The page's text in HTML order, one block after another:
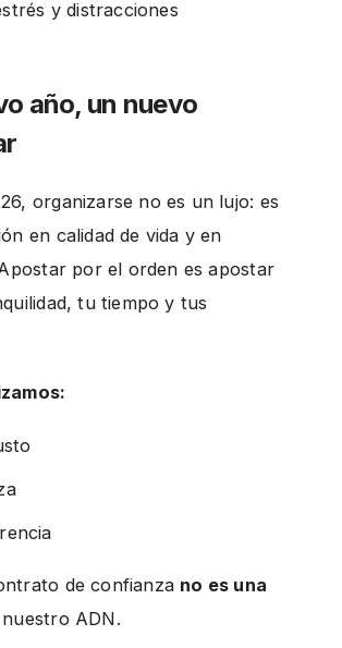
y distracciones
año, un nuevo
organizarse no es un lujo: es
en calidad de vida y en
por el orden es apostar
tu tiempo y tus
de confianza no es una
ADN.